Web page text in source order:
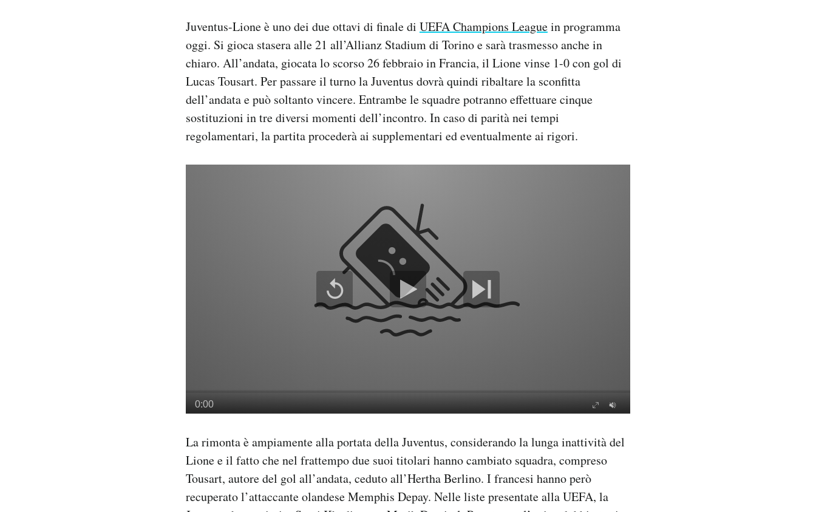
Juventus-Lione è uno dei due ottavi di finale di UEFA Champions Leaguein programma
oggi. Si gioca stasera alle 21 all’Allianz Stadium di Torino e sarà trasmesso anche in
chiaro. All’andata, giocata lo scorso 26 febbraio in Francia, il Lione vinse 1-0 con gol di
Lucas Tousart. Per passare il turno la Juventus dovrà quindi ribaltare la sconfitta
dell’andata e può soltanto vincere. Entrambe le squadre potranno effettuare cinque
sostituzioni in tre diversi momenti dell’incontro. In caso di parità nei tempi
regolamentari, la partita procederà ai supplementari ed eventualmente ai rigori.
La rimonta è ampiamente alla portata della Juventus, considerando la lunga inattività del
Lione e il fatto che nel frattempo due suoi titolari hanno cambiato squadra, compreso
Tousart, autore del gol all’andata, ceduto all’Hertha Berlino. I francesi hanno però
recuperato l’attaccante olandese Memphis Depay. Nelle liste presentate alla UEFA, la